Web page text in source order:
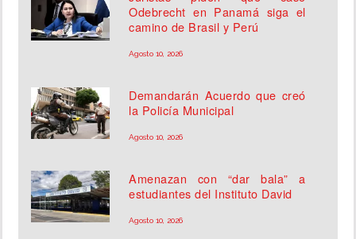
Odebrecht en Panamá siga el
camino de Brasil y Perú
Agosto 10, 2026
Demandarán Acuerdo que creó
la Policía Municipal
Agosto 10, 2026
Amenazan con “dar bala” a
estudiantes del Instituto David
Agosto 10, 2026